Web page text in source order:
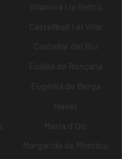
Vilanova i la Geltrú
Castellbell i el Vilar
Castellar del Riu
Eulàlia de Ronçana
Eugènia de Berga
Navas
Maria d´Oló
Margarida de Montbui